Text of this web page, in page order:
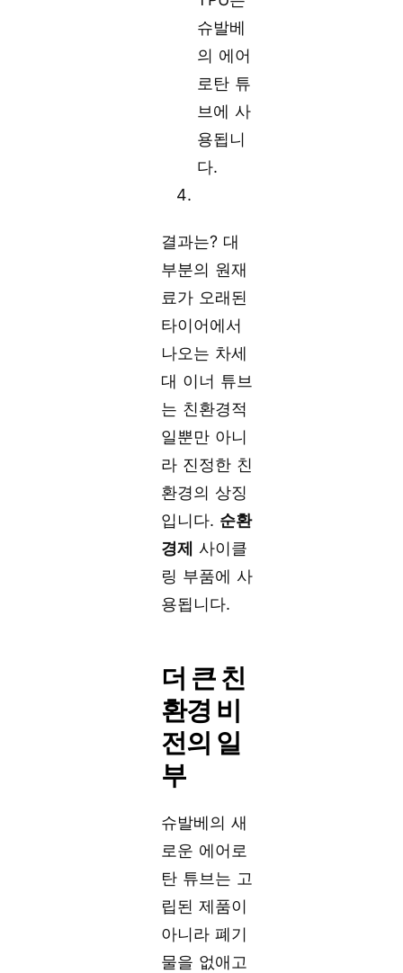
슈발베
의 에어
로탄 튜
브에 사
용됩니
다.
결과는? 대
부분의 원재
료가 오래된
타이어에서
나오는 차세
대 이너 튜브
는 친환경적
일뿐만 아니
라 진정한 친
환경의 상징
입니다. 순환
경제 사이클
링 부품에 사
용됩니다.
더 큰 친
환경 비
전의 일
부
슈발베의 새
로운 에어로
탄 튜브는 고
립된 제품이
아니라 폐기
물을 없애고